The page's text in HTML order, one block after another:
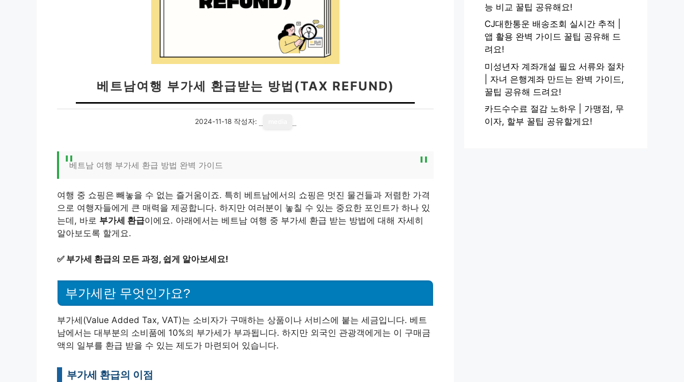
베트남여행 부가세 환급받는 방법(TAX REFUND)
2024-11-18 작성자:
베트남 여행 부가세 환급 방법 완벽 가이드
여행 중 쇼핑은 빼놓을 수 없는 즐거움이죠. 특히 베트남에서의 쇼핑은 멋진 물건들과 저렴한 가격
으로 여행자들에게 큰 매력을 제공합니다. 하지만 여러분이 놓칠 수 있는 중요한 포인트가 하나 있
는데, 바로 부가세 환급이에요. 아래에서는 베트남 여행 중 부가세 환급 받는 방법에 대해 자세히
알아보도록 할게요.
✅ 부가세 환급의 모든 과정, 쉽게 알아보세요!
부가세란 무엇인가요?
부가세(Value Added Tax, VAT)는 소비자가 구매하는 상품이나 서비스에 붙는 세금입니다. 베트
남에서는 대부분의 소비품에 10%의 부가세가 부과됩니다. 하지만 외국인 관광객에게는 이 구매금
액의 일부를 환급 받을 수 있는 제도가 마련되어 있습니다.
부가세 환급의 이점
능 비교 꿀팁 공유해요!
CJ대한통운 배송조회 실시간 추적 |
앱 활용 완벽 가이드 꿀팁 공유해 드
려요!
미성년자 계좌개설 필요 서류와 절차
| 자녀 은행계좌 만드는 완벽 가이드,
꿀팁 공유해 드려요!
카드수수료 절감 노하우 | 가맹점, 무
이자, 할부 꿀팁 공유할게요!